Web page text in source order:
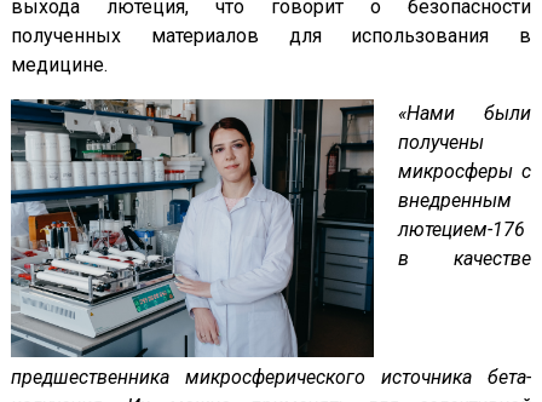
выхода лютеция, что говорит о безопасности
полученных материалов для использования в
медицине.
«Нами были
получены
микросферы с
внедренным
лютецием-176
в качестве
предшественника микросферического источника бета-